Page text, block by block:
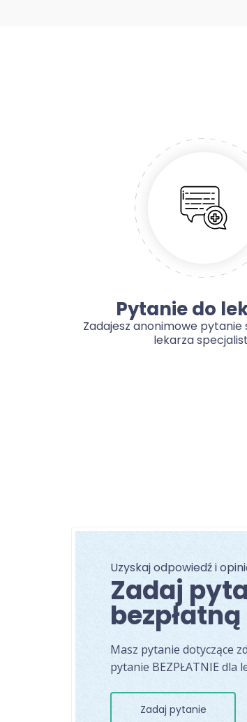
Pytanie do
Zadajesz anonimowe pytanie
lekarza
Uzyskaj odpowiedź i
Zadaj
Masz pytanie dotyczące
pytanie BEZPŁATNIE dla
Zadaj pytanie